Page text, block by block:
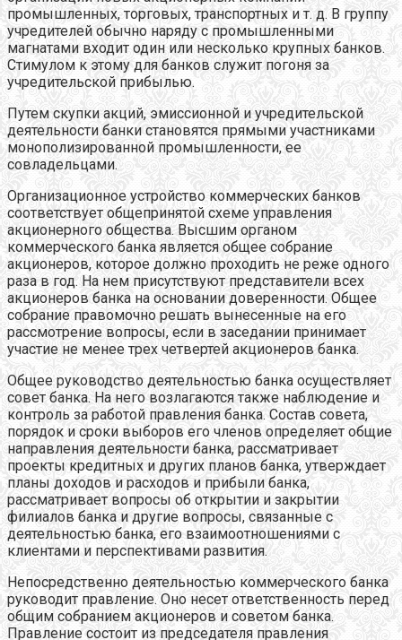
промышленных, торговых, транспортных и т. д. В группу
учредителей обычно наряду с промышленными
магнатами входит один или несколько крупных банков.
Стимулом к этому для банков служит погоня за
учредительской прибылью.
Путем скупки акций, эмиссионной и учредительской
деятельности банки становятся прямыми участниками
монополизированной промышленности, ее
совладельцами.
Организационное устройство коммерческих банков
соответствует общепринятой схеме управления
акционерного общества. Высшим органом
коммерческого банка является общее собрание
акционеров, которое должно проходить не реже одного
раза в год. На нем присутствуют представители всех
акционеров банка на основании доверенности. Общее
собрание правомочно решать вынесенные на его
рассмотрение вопросы, если в заседании принимает
участие не менее трех четвертей акционеров банка.
Общее руководство деятельностью банка осуществляет
совет банка. На него возлагаются также наблюдение и
контроль за работой правления банка. Состав совета,
порядок и сроки выборов его членов определяет общие
направления деятельности банка, рассматривает
проекты кредитных и других планов банка, утверждает
планы доходов и расходов и прибыли банка,
рассматривает вопросы об открытии и закрытии
филиалов банка и другие вопросы, связанные с
деятельностью банка, его взаимоотношениями с
клиентами и перспективами развития.
Непосредственно деятельностью коммерческого банка
руководит правление. Оно несет ответственность перед
общим собранием акционеров и советом банка.
Правление состоит из председателя правления